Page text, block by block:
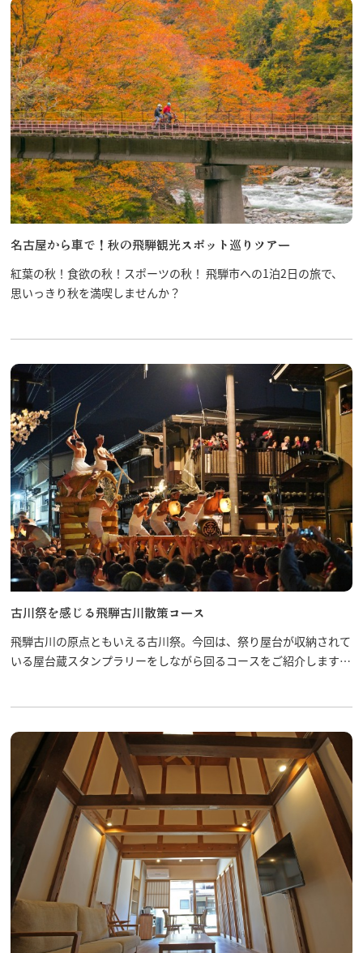
名古屋から車で！秋の飛騨観光スポット巡りツアー
紅葉の秋！食欲の秋！スポーツの秋！ 飛騨市への1泊2日の旅で、
思いっきり秋を満喫しませんか？
古川祭を感じる飛騨古川散策コース
飛騨古川の原点ともいえる古川祭。今回は、祭り屋台が収納されて
いる屋台蔵スタンプラリーをしながら回るコースをご紹介します。